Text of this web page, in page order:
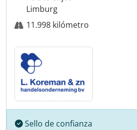
Limburg
11.998 kilómetro
Sello de confianza